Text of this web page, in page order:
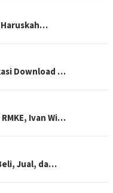
Haruskah…
Download …
Ivan Wi…
Jual, da…